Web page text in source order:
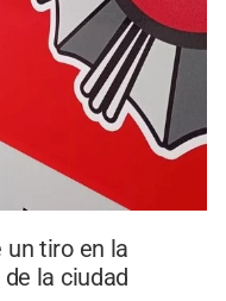
un tiro en la
la ciudad